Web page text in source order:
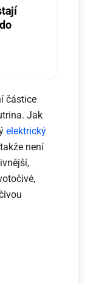
částice
Jak
elektrický
není